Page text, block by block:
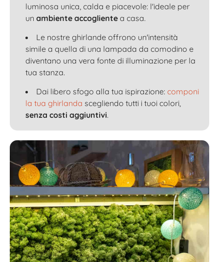
luminosa unica, calda e piacevole: l'ideale per
un ambiente accogliente a casa.
Le nostre ghirlande offrono un'intensità
simile a quella di una lampada da comodino e
diventano una vera fonte di illuminazione per la
tua stanza.
Dai libero sfogo alla tua ispirazione: componi
la tua ghirlanda scegliendo tutti i tuoi colori,
senza costi aggiuntivi.